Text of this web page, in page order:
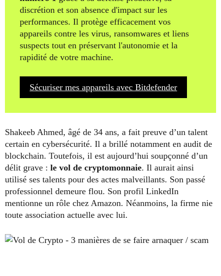
discrétion et son absence d'impact sur les
performances. Il protège efficacement vos
appareils contre les virus, ransomwares et liens
suspects tout en préservant l'autonomie et la
rapidité de votre machine.
Sécuriser mes appareils avec Bitdefender
Shakeeb Ahmed, âgé de 34 ans, a fait preuve d’un talent
certain en cybersécurité. Il a brillé notamment en audit de
blockchain. Toutefois, il est aujourd’hui soupçonné d’un
délit grave : le vol de cryptomonnaie. Il aurait ainsi
utilisé ses talents pour des actes malveillants. Son passé
professionnel demeure flou. Son profil LinkedIn
mentionne un rôle chez Amazon. Néanmoins, la firme nie
toute association actuelle avec lui.